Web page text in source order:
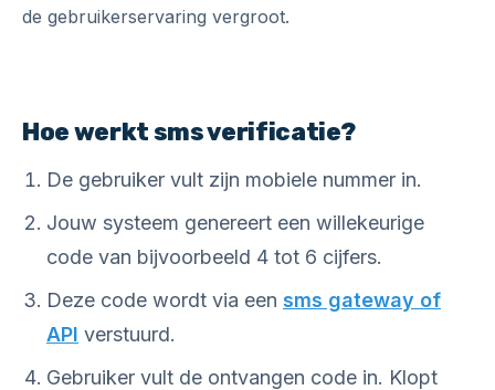
de gebruikerservaring vergroot.
Hoe werkt sms verificatie?
De gebruiker vult zijn mobiele nummer in.
Jouw systeem genereert een willekeurige
code van bijvoorbeeld 4 tot 6 cijfers.
Deze code wordt via een sms gateway of
API verstuurd.
Gebruiker vult de ontvangen code in. Klopt